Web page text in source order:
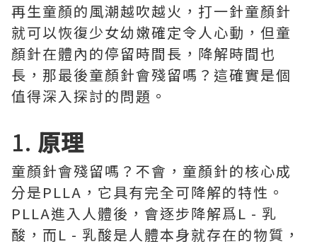
再生童顏的風潮越吹越火，打一針童顏針
就可以恢復少女幼嫩確定令人心動，但童
顏針在體內的停留時間長，降解時間也
長，那最後童顏針會殘留嗎？這確實是個
值得深入探討的問題。
1. 原理
童顏針會殘留嗎？不會，童顏針的核心成
分是PLLA，它具有完全可降解的特性。
PLLA進入人體後，會逐步降解爲L - 乳
酸，而L - 乳酸是人體本身就存在的物質，